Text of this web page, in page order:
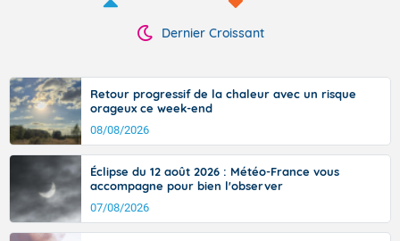
Dernier Croissant
Retour progressif de la chaleur avec un risque
orageux ce week-end
08/08/2026
Éclipse du 12 août 2026 : Météo-France vous
accompagne pour bien l'observer
07/08/2026